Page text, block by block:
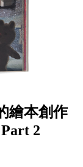
繪本創作
2